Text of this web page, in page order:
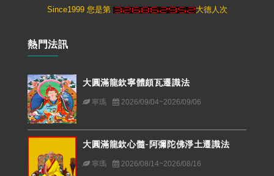
Since1999 您是第 大德人次
熱門法訊
大圓滿龍欽寧體頗瓦遷識法
寧瑪 2026/09/04~2026/09/06
大圓滿龍欽心髓-阿彌陀佛淨土遷識法
寧瑪 2026/08/14~2026/08/16